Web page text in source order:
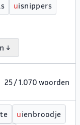
uisnippers
↓
25 / 1.070 woorden
uienbroodje